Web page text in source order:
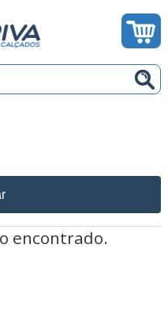
encontrado.